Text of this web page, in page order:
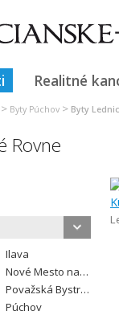
Realitné
> Byty Púchov > Byty
Rovne
Ilava
Nové Mesto nad Váhom
Považská Bystrica
Púchov